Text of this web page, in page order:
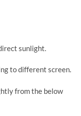
sunlight.
to different screen.
from the below